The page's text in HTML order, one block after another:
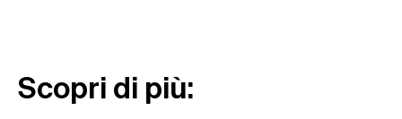
Scopri di più: